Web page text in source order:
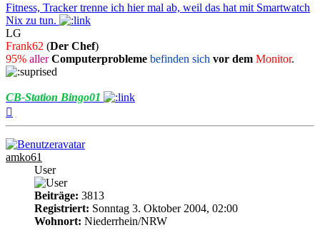
Fitness, Tracker trenne ich hier mal ab, weil das hat mit Smartwatch
Nix zu tun.
LG
Frank62 (Der Chef)
95% aller Computerprobleme befinden sich vor dem Monitor.
CB-Station Bingo01
amko61
User
Beiträge: 3813
Registriert: Sonntag 3. Oktober 2004, 02:00
Wohnort: Niederrhein/NRW